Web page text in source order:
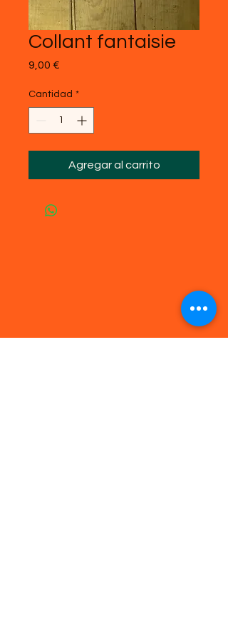
Collant fantaisie
9,00 €
Cantidad *
Agregar al carrito